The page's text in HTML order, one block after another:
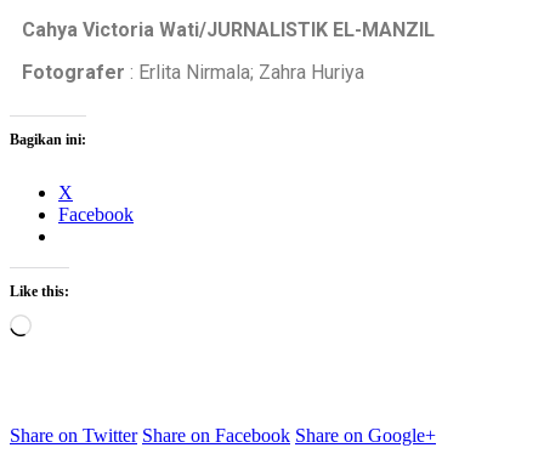
Cahya Victoria Wati/JURNALISTIK EL-MANZIL
Fotografer : Erlita Nirmala; Zahra Huriya
Bagikan ini:
X
Facebook
Like this:
Share on Twitter Share on Facebook Share on Google+